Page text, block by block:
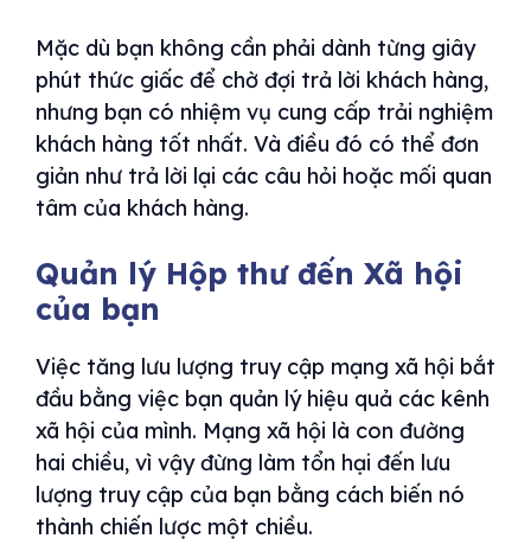
Mặc dù bạn không cần phải dành từng giây
phút thức giấc để chờ đợi trả lời khách hàng,
nhưng bạn có nhiệm vụ cung cấp trải nghiệm
khách hàng tốt nhất. Và điều đó có thể đơn
giản như trả lời lại các câu hỏi hoặc mối quan
tâm của khách hàng.
Quản lý Hộp thư đến Xã hội
của bạn
Việc tăng lưu lượng truy cập mạng xã hội bắt
đầu bằng việc bạn quản lý hiệu quả các kênh
xã hội của mình. Mạng xã hội là con đường
hai chiều, vì vậy đừng làm tổn hại đến lưu
lượng truy cập của bạn bằng cách biến nó
thành chiến lược một chiều.